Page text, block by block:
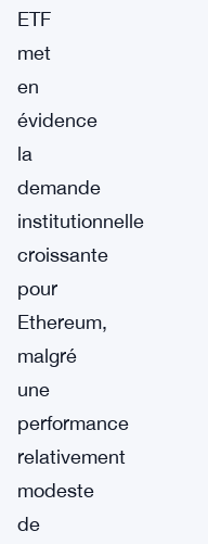
ETF
met
en
évidence
la
demande
institutionnelle
croissante
pour
Ethereum,
malgré
une
performance
relativement
modeste
de